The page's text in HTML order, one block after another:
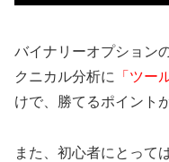
バイナリーオプション
クニカル分析に
「ツー
けで、勝てるポイント
また、初心者にとって